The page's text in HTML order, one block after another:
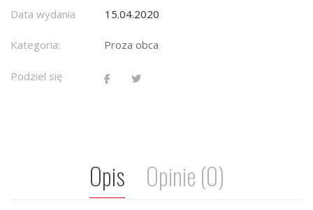
Data wydania 15.04.2020
Kategoria: Proza obca
Podziel się
Opis Opinie (0)